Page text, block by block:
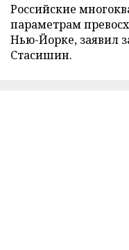
Российские
параметрам
Нью-Йорке, заявил
Стасишин.